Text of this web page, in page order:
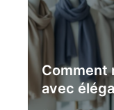
Comment
avec